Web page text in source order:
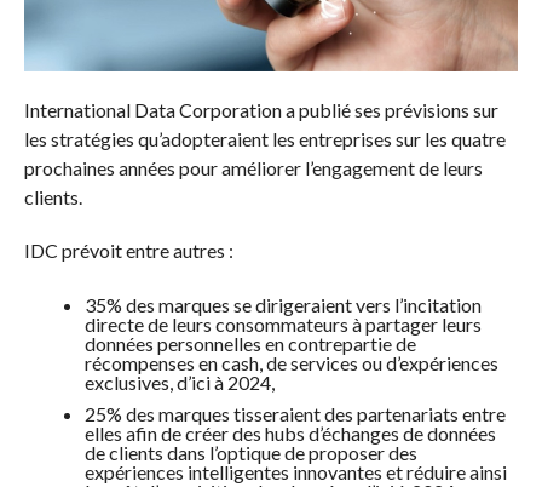
International Data Corporation a publié ses prévisions sur
les stratégies qu’adopteraient les entreprises sur les quatre
prochaines années pour améliorer l’engagement de leurs
clients.
IDC prévoit entre autres :
35% des marques se dirigeraient vers l’incitation
directe de leurs consommateurs à partager leurs
données personnelles en contrepartie de
récompenses en cash, de services ou d’expériences
exclusives, d’ici à 2024,
25% des marques tisseraient des partenariats entre
elles afin de créer des hubs d’échanges de données
de clients dans l’optique de proposer des
expériences intelligentes innovantes et réduire ainsi